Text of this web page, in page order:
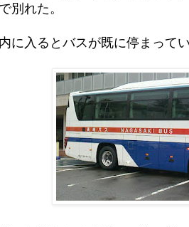
別れた。
に入るとバスが既に停まって